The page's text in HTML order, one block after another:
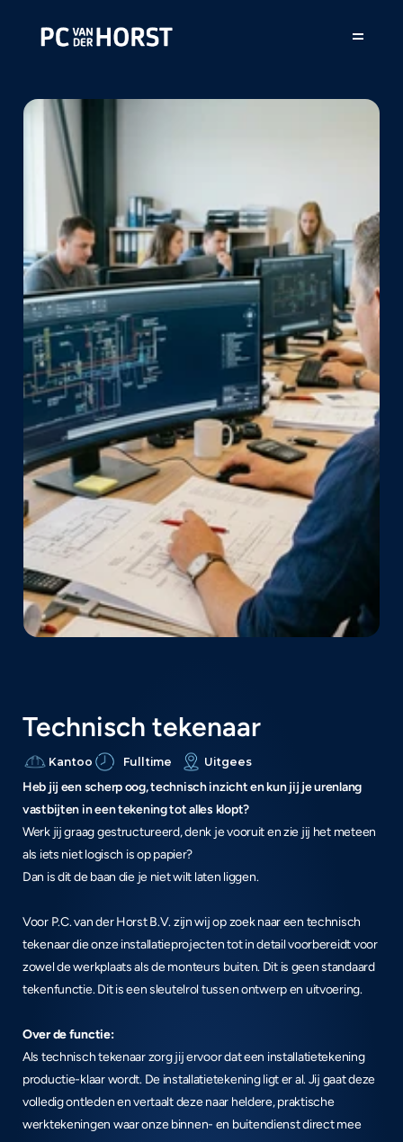
Projecten
Technisch
tekenaar
Als technisch tekenaar zorg jij ervoor dat een
installatietekening productie-klaar wordt. De
installatietekening ligt er al. Jij gaat deze
volledig ontleden en vertaalt deze naar
heldere, praktische werktekeningen waar
onze binnen- en buitendienst direct mee aan
de slag kunnen.
Technisch tekenaar
Kantoo
Fulltime
Uitgees
t
Heb jij een scherp oog, technisch inzicht en kun jij je urenlang
vastbijten in een tekening tot alles klopt?
Werk jij graag gestructureerd, denk je vooruit en zie jij het meteen
als iets niet logisch is op papier?
Dan is dit de baan die je niet wilt laten liggen.
Voor P.C. van der Horst B.V. zijn wij op zoek naar een technisch
tekenaar die onze installatieprojecten tot in detail voorbereidt voor
zowel de werkplaats als de monteurs buiten. Dit is geen standaard
tekenfunctie. Dit is een sleutelrol tussen ontwerp en uitvoering.
Over de functie:
Als technisch tekenaar zorg jij ervoor dat een installatietekening
productie-klaar wordt. De installatietekening ligt er al. Jij gaat deze
volledig ontleden en vertaalt deze naar heldere, praktische
werktekeningen waar onze binnen- en buitendienst direct mee